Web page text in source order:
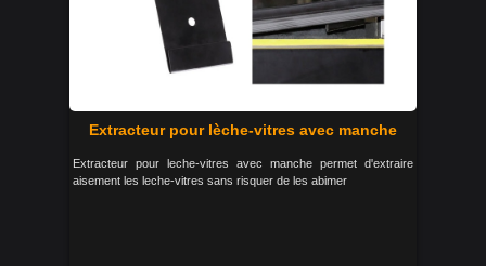
Extracteur pour lèche-vitres avec manche
Extracteur pour leche-vitres avec manche permet d'extraire
aisement les leche-vitres sans risquer de les abimer